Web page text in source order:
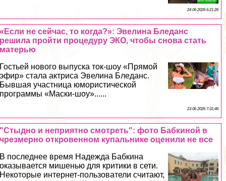
24 06 2026 6:21:26
«Если не сейчас, то когда?»: Эвелина Бледанс
решила пройти процедуру ЭКО, чтобы снова стать
матерью
Гостьей нового выпуска ток-шоу «Прямой
эфир» стала актриса Эвелина Бледанс.
Бывшая участница юмористической
программы «Маски-шоу»......
23 06 2026 7:31:46
"Стыдно и неприятно смотреть": фото Бабкиной в
чрезмерно откровенном купальнике оценили не все
В последнее время Надежда Бабкина
оказывается мишенью для критики в сети.
Некоторые интернет-пользователи считают,